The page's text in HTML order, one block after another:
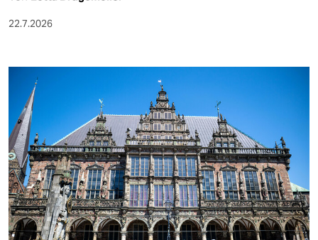
veranstaltungen
unterstützen
abo
genossenschaft
epaper login
22.7.2026